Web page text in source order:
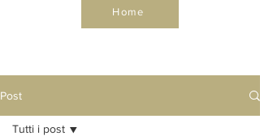
Home
Post
Tutti i post